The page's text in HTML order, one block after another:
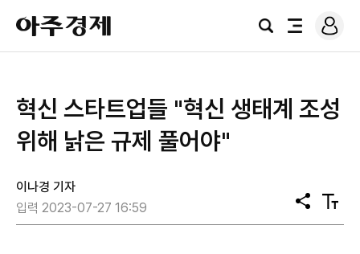
아
주
경
검
전
로
그
혁신 스타트업들 "혁신 생태계 조성
위해 낡은 규제 풀어야"
이나경 기자
입력 2023-07-27 16:59
공
유
텍
스